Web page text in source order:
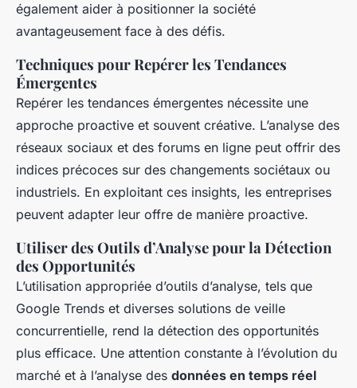
également aider à positionner la société
avantageusement face à des défis.
Techniques pour Repérer les Tendances
Émergentes
Repérer les tendances émergentes nécessite une
approche proactive et souvent créative. L’analyse des
réseaux sociaux et des forums en ligne peut offrir des
indices précoces sur des changements sociétaux ou
industriels. En exploitant ces insights, les entreprises
peuvent adapter leur offre de manière proactive.
Utiliser des Outils d’Analyse pour la Détection
des Opportunités
L’utilisation appropriée d’outils d’analyse, tels que
Google Trends et diverses solutions de veille
concurrentielle, rend la détection des opportunités
plus efficace. Une attention constante à l’évolution du
marché et à l’analyse des données en temps réel